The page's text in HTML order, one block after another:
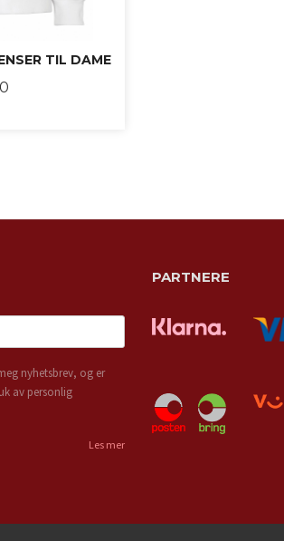
TIL DAME
nyhetsbrev, og er
av personlig
Les mer
PARTNERE